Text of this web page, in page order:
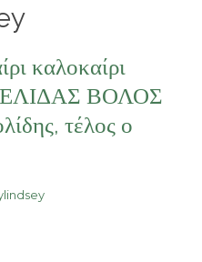
καλοκαίρι
ΒΟΛΟΣ
τέλος ο